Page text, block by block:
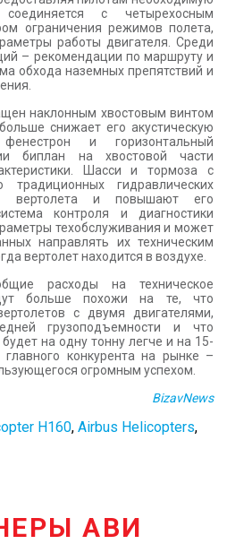
с четырехосным
ограничения режимов полета,
работы двигателя. Среди
– рекомендации по маршруту и
обхода наземных препятствий и
наклонным хвостовым винтом
снижает его акустическую
и горизонтальный
биплан на хвостовой части
Шасси и тормоза с
традиционных гидравлических
вертолета и повышают его
контроля и диагностики
техобслуживания и может
направлять их техническим
вертолет находится в воздухе.
расходы на техническое
больше похожи на те, что
с двумя двигателями,
грузоподъемности и что
на одну тонну легче и на 15-
конкурента на рынке –
огромным успехом.
BizavNews
H160, Airbus Helicopters,
АВИ